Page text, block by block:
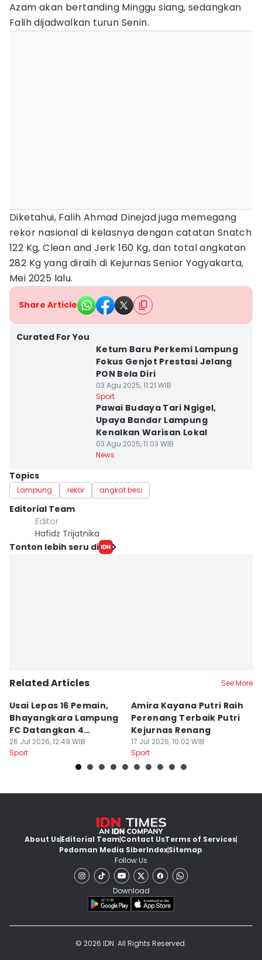
Azam akan bertanding Minggu siang, sedangkan
Falih dijadwalkan turun Senin.
Diketahui, Falih Ahmad Dinejad juga memegang
rekor nasional di kelasnya dengan catatan Snatch
122 Kg, Clean and Jerk 160 Kg, dan total angkatan
282 Kg yang diraih di Kejurnas Senior Yogyakarta,
Mei 2025 lalu.
Share Article
Curated For You
Ketum Baru Perkemi Lampung
Fokus Genjot Prestasi Jelang
PON Bela Diri
03 Agu 2025, 11:21 WIB
Sport
Pawai Budaya Tari Ngigel,
Upaya Bandar Lampung
Kenalkan Warisan Lokal
03 Agu 2025, 11:03 WIB
News
Topics
Lampung rekor angkat besi
Editorial Team
Editor
Hafidz Trijatnika
Tonton lebih seru di
Related Articles See More
Usai Lepas 16 Pemain,
Bhayangkara Lampung
FC Datangkan 4
Rekrutan
26 Jul 2026, 12:49 WIB
Sport
Amira Kayana Putri Raih
Perenang Terbaik Putri
Kejurnas Renang
17 Jul 2026, 10:02 WIB
Sport
About UsEditorial TeamContact UsTerms of Services
Pedoman Media SiberIndexSitemap
Follow Us
Download
© 2026 IDN. All Rights Reserved.